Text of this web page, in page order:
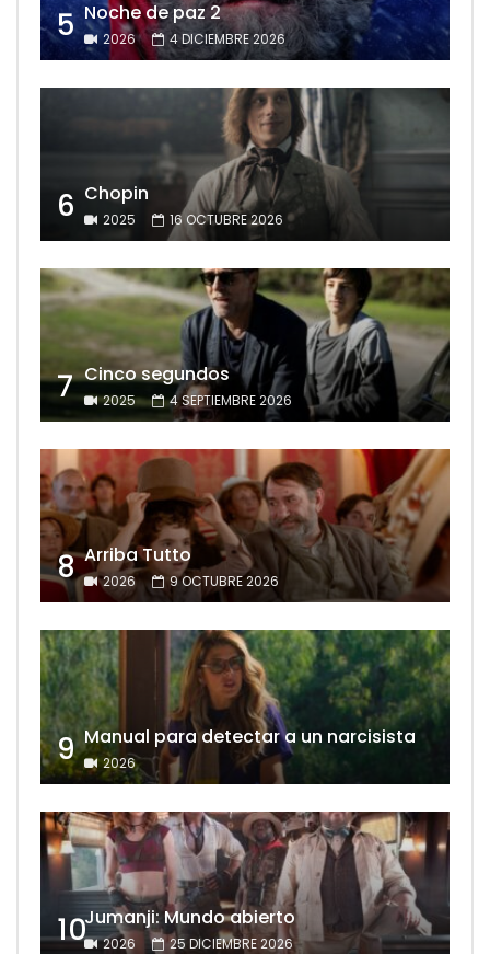
5 Noche de paz 2
2026 4 DICIEMBRE 2026
6 Chopin
2025 16 OCTUBRE 2026
7 Cinco segundos
2025 4 SEPTIEMBRE 2026
8 Arriba Tutto
2026 9 OCTUBRE 2026
9 Manual para detectar a un narcisista
2026
10Jumanji: Mundo abierto
2026 25 DICIEMBRE 2026